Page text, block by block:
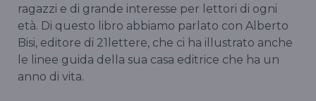
ragazzi e di grande interesse per lettori di ogni
età. Di questo libro abbiamo parlato con Alberto
Bisi, editore di 21lettere, che ci ha illustrato anche
le linee guida della sua casa editrice che ha un
anno di vita.